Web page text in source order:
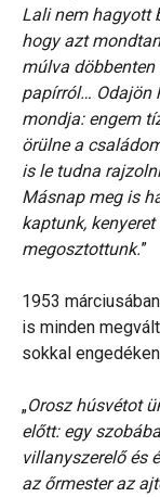
Lali nem hagyott
hogy azt
múlva
papírról… Odajön
mondja: engem
örülne a
is le tudna
Másnap meg is
kaptunk,
megosztottunk.”
1953
is minden
sokkal
„Orosz húsvétot
előtt: egy
villanyszerelő és
az őrmester az